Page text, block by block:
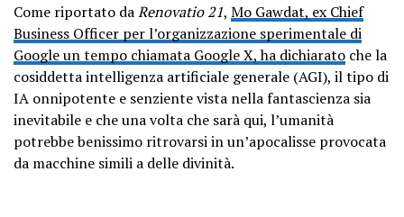
Come riportato daRenovatio 21, Mo Gawdat, ex Chief
Business Officer per l’organizzazione sperimentale di
Google un tempo chiamata Google X, ha dichiarato che la
cosiddetta intelligenza artificiale generale (AGI), il tipo di
IA onnipotente e senziente vista nella fantascienza sia
inevitabile e che una volta che sarà qui, l’umanità
potrebbe benissimo ritrovarsi in un’apocalisse provocata
da macchine simili a delle divinità.